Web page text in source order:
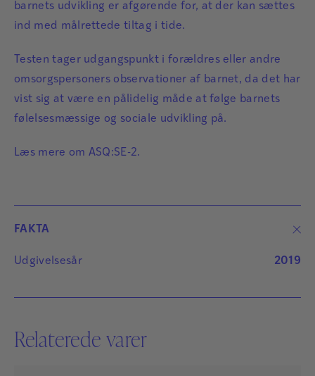
barnets udvikling er afgørende for, at der kan sættes
ind med målrettede tiltag i tide.
Testen tager udgangspunkt i forældres eller andre
omsorgspersoners observationer af barnet, da det har
vist sig at være en pålidelig måde at følge barnets
følelsesmæssige og sociale udvikling på.
Læs mere om ASQ:SE-2.
FAKTA
Udgivelsesår 2019
Relaterede varer